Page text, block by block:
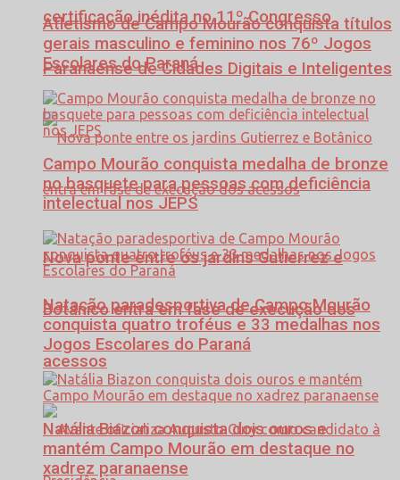
certificação inédita no 11º Congresso
Paranaense de Cidades Digitais e Inteligentes
Nova ponte entre os jardins Gutierrez e
Botânico entra em fase de execução dos
acessos
Atletismo de Campo Mourão conquista títulos
gerais masculino e feminino nos 76º Jogos
Escolares do Paraná
Campo Mourão conquista medalha de bronze
no basquete para pessoas com deficiência
intelectual nos JEPS
Natação paradesportiva de Campo Mourão
conquista quatro troféus e 33 medalhas nos
Jogos Escolares do Paraná
Natália Biazon conquista dois ouros e
mantém Campo Mourão em destaque no
xadrez paranaense